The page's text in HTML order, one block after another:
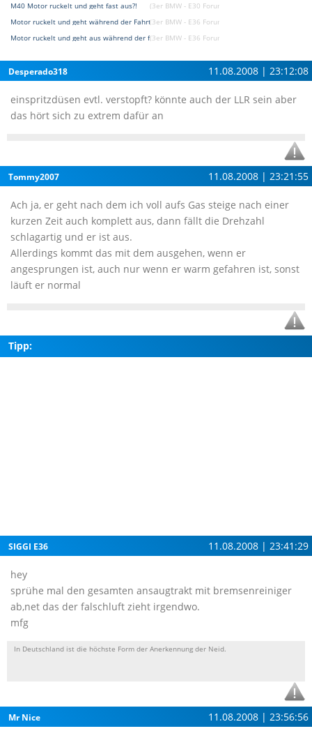
M40 Motor ruckelt und geht fast aus?!
(3er BMW - E30 Forum)
Motor ruckelt und geht während der Fahrt aus(3er BMW - E36 Forum)
Motor ruckelt und geht aus während der fahrt(3er BMW - E36 Forum)
Desperado318 11.08.2008 | 23:12:08
einspritzdüsen evtl. verstopft? könnte auch der LLR sein aber
das hört sich zu extrem dafür an
Tommy2007 11.08.2008 | 23:21:55
Ach ja, er geht nach dem ich voll aufs Gas steige nach einer
kurzen Zeit auch komplett aus, dann fällt die Drehzahl
schlagartig und er ist aus.
Allerdings kommt das mit dem ausgehen, wenn er
angesprungen ist, auch nur wenn er warm gefahren ist, sonst
läuft er normal
Tipp:
SIGGI E36 11.08.2008 | 23:41:29
hey
sprühe mal den gesamten ansaugtrakt mit bremsenreiniger
ab,net das der falschluft zieht irgendwo.
mfg
In Deutschland ist die höchste Form der Anerkennung der Neid.
Mr Nice 11.08.2008 | 23:56:56